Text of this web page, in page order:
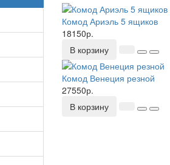
Комод Ариэль 5 ящиков
18150р.
В корзину
Комод Венеция резной
27550р.
В корзину